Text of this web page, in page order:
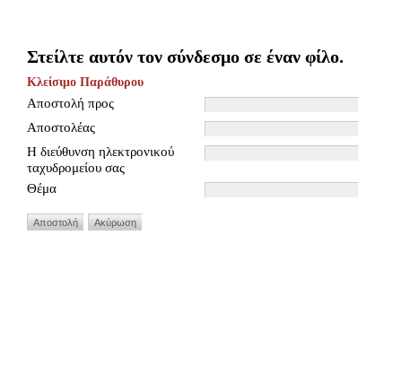
Στείλτε αυτόν τον σύνδεσμο σε έναν φίλο.
Κλείσιμο Παράθυρου
Αποστολή προς
Αποστολέας
Η διεύθυνση ηλεκτρονικού
ταχυδρομείου σας
Θέμα
Αποστολή Ακύρωση